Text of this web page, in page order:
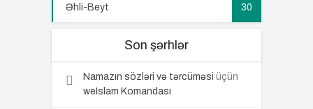
Əhli-Beyt 30
Son şərhlər
Namazın sözləri və tərcüməsi üçün
weIslam Komandası